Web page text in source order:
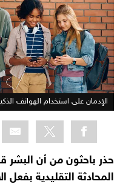
الإدمان على استخدام الهواتف
حذر باحثون من أن
المحادثة التقليدية بفعل